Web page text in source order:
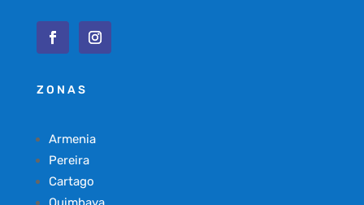
ZONAS
Armenia
Pereira
Cartago